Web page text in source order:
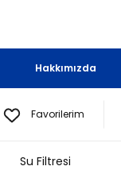
Hakkımızda
Favorilerim
Su Filtresi